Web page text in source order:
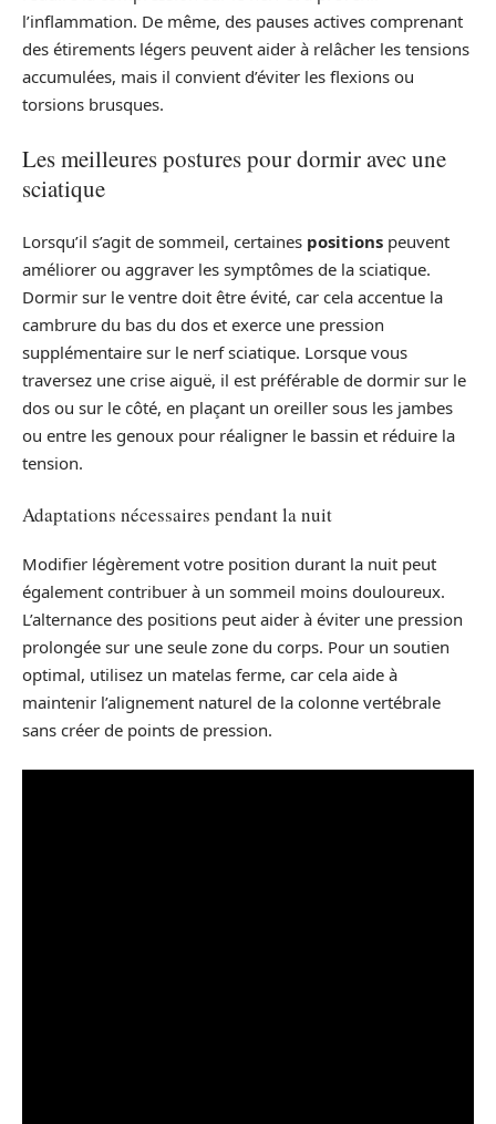
l’inflammation. De même, des pauses actives comprenant
des étirements légers peuvent aider à relâcher les tensions
accumulées, mais il convient d’éviter les flexions ou
torsions brusques.
Les meilleures postures pour dormir avec une
sciatique
Lorsqu’il s’agit de sommeil, certaines positions peuvent
améliorer ou aggraver les symptômes de la sciatique.
Dormir sur le ventre doit être évité, car cela accentue la
cambrure du bas du dos et exerce une pression
supplémentaire sur le nerf sciatique. Lorsque vous
traversez une crise aiguë, il est préférable de dormir sur le
dos ou sur le côté, en plaçant un oreiller sous les jambes
ou entre les genoux pour réaligner le bassin et réduire la
tension.
Adaptations nécessaires pendant la nuit
Modifier légèrement votre position durant la nuit peut
également contribuer à un sommeil moins douloureux.
L’alternance des positions peut aider à éviter une pression
prolongée sur une seule zone du corps. Pour un soutien
optimal, utilisez un matelas ferme, car cela aide à
maintenir l’alignement naturel de la colonne vertébrale
sans créer de points de pression.